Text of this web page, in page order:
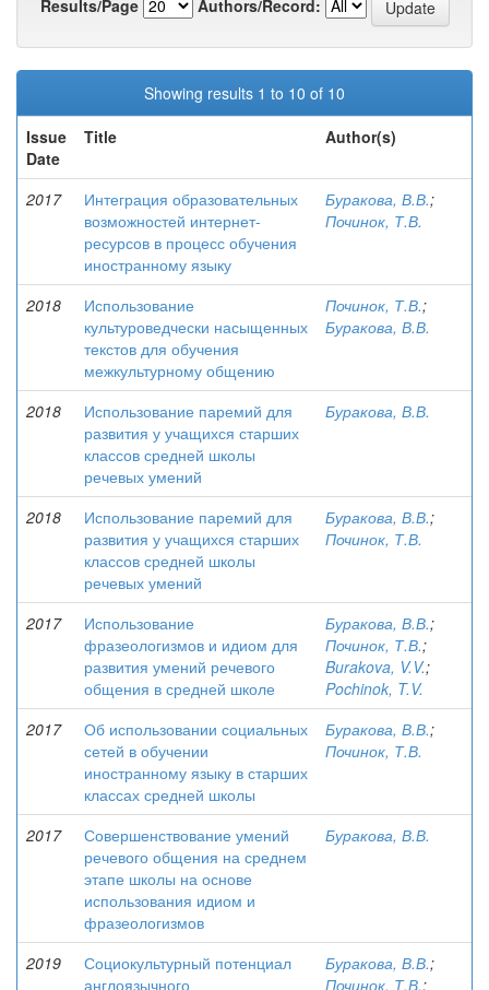
Results/Page
Authors/Record:
Showing results 1 to 10 of 10
Issue
Date
Title Author(s)
2017
Интеграция образовательных
возможностей интернет-
ресурсов в процесс обучения
иностранному языку
Буракова, В.В.;
Починок, Т.В.
2018
Использование
культуроведчески насыщенных
текстов для обучения
межкультурному общению
Починок, Т.В.;
Буракова, В.В.
2018
Использование паремий для
развития у учащихся старших
классов средней школы
речевых умений
Буракова, В.В.
2018
Использование паремий для
развития у учащихся старших
классов средней школы
речевых умений
Буракова, В.В.;
Починок, Т.В.
2017
Использование
фразеологизмов и идиом для
развития умений речевого
общения в средней школе
Буракова, В.В.;
Починок, Т.В.;
Burakova, V.V.;
Pochinok, T.V.
2017
Об использовании социальных
сетей в обучении
иностранному языку в старших
классах средней школы
Буракова, В.В.;
Починок, Т.В.
2017
Совершенствование умений
речевого общения на среднем
этапе школы на основе
использования идиом и
фразеологизмов
Буракова, В.В.
2019
Социокультурный потенциал
англоязычного
Буракова, В.В.;
Починок, Т.В.;